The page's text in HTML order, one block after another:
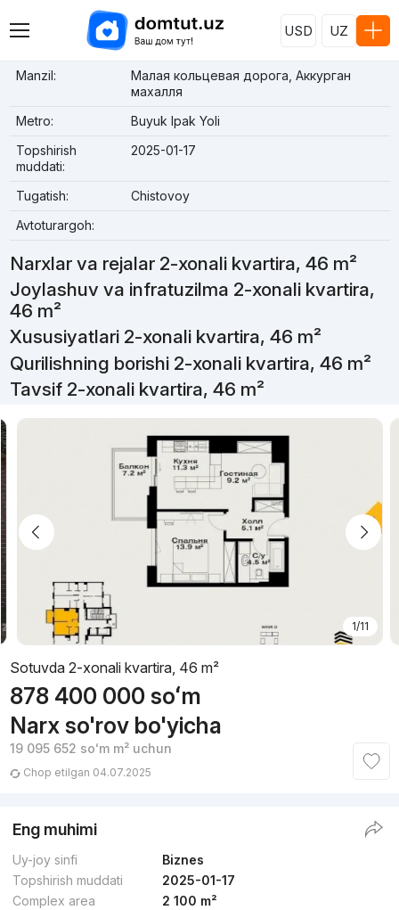
USD UZ
Manzil:
Малая кольцевая дорога, Аккурган
махалля
Metro:
Buyuk Ipak Yoli
Topshirish
muddati:
2025-01-17
Tugatish:
Chistovoy
Avtoturargoh:
Narxlar va rejalar 2-xonali kvartira, 46 m²
Joylashuv va infratuzilma 2-xonali kvartira,
46 m²
Xususiyatlari 2-xonali kvartira, 46 m²
Qurilishning borishi 2-xonali kvartira, 46 m²
Tavsif 2-xonali kvartira, 46 m²
1/11
Sotuvda 2-xonali kvartira, 46 m²
878 400 000 soʻm
Narx so'rov bo'yicha
19 095 652 soʻmm² uchun
Chop etilgan 04.07.2025
Eng muhimi
Uy-joy sinfi
Biznes
Topshirish muddati
2025-01-17
Complex area
2 100 m²